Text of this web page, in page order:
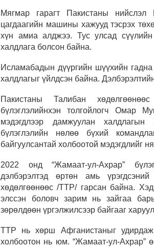
Мягмар гарагт Пакистаны нийслэл
цагдаагийн машины хажууд тэсрэх
хүн амиа алджээ. Тус улсад
халдлага болсон байна.
Исламабадын дүүргийн шүүхийн
халдлагыг үйлдсэн байна.
Пакистаны Талибан
бүлэглэлийнхэн толгойлогч Омар
мэдэгдлээр дамжуулан
бүлэглэлийн нөлөө бүхий
байгуулсантай холбоотой мэдэгдлийг
2022 онд “Жамаат-ул-Ахрар”
дэлбэрэлтэд өртөн амь
хөдөлгөөнөөс /TTP/ гарсан байна.
элссэн боловч зарим нь зайгаа
зөрөлдөөн үргэлжилсээр байгааг
TTP нь хөрш Афганистаныг
холбоотон нь юм. “Жамаат-ул-Ахрар”